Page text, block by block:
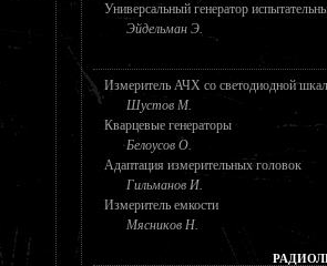
Универсальный генератор
Эйдельман Э.
Измеритель АЧХ со светодиодной
Шустов М.
Кварцевые генераторы
Белоусов О.
Адаптация измерительных головок
Гильманов И.
Измеритель емкости
Мясников Н.